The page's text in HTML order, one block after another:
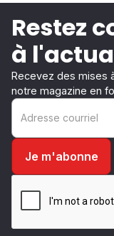
Restez
à
Recevez des mises
notre magazine en